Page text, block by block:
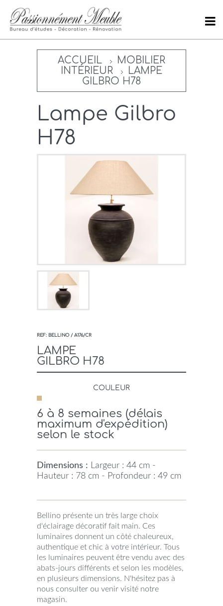
ACCUEIL
MOBILIER
INTÉRIEUR
LAMPE
GILBRO H78
Lampe Gilbro
H78
REF: BELLINO / A176/CR
LAMPE
GILBRO H78
COULEUR
6 à 8 semaines (délais
maximum d'expédition)
selon le stock
Dimensions : Largeur : 44 cm -
Hauteur : 78 cm - Profondeur : 49 cm
Bellino présente un très large choix
d'éclairage décoratif fait main. Ces
luminaires donnent un côté chaleureux,
authentique et chic à votre intérieur. Tous
les luminaires peuvent être vendu avec des
abats-jours différents et selon les modèles,
en plusieurs dimensions. N'hésitez pas à
nous consulter ou venir visité notre
magasin.